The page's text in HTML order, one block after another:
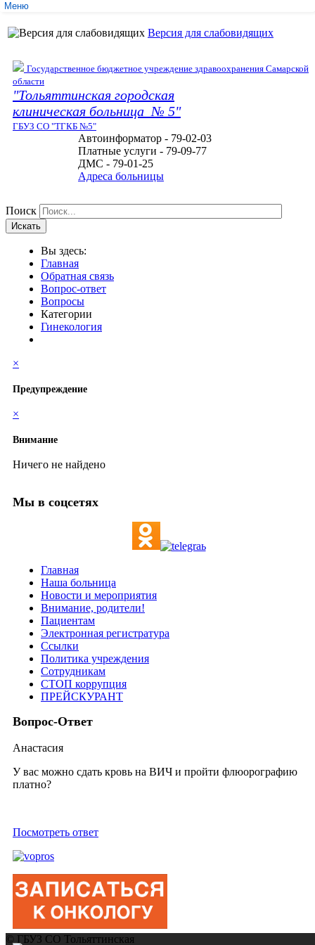
Версия для слабовидящих
Меню
Медицинские услуги
Контакты
Мы в соцсетях
Государственное бюджетное учреждение здравоохранения Самарской
области
"Тольяттинская городская
клиническая больница № 5"
ГБУЗ СО "ТГКБ №5"
Автоинформатор - 79-02-03
Платные услуги - 79-09-77
ДМС - 79-01-25
Адреса больницы
Поиск
Искать
Вы здесь:
Главная
Обратная связь
Вопрос-ответ
Вопросы
Категории
Гинекология
×
Предупреждение
×
Внимание
Ничего не найдено
Мы в соцсетях
Главная
Наша больница
Новости и мероприятия
Внимание, родители!
Пациентам
Электронная регистратура
Ссылки
Политика учреждения
Сотрудникам
СТОП коррупция
ПРЕЙСКУРАНТ
Вопрос-Ответ
Анастасия
У вас можно сдать кровь на ВИЧ и пройти флюорографию
платно?
Посмотреть ответ
© ГБУЗ СО Тольяттинская